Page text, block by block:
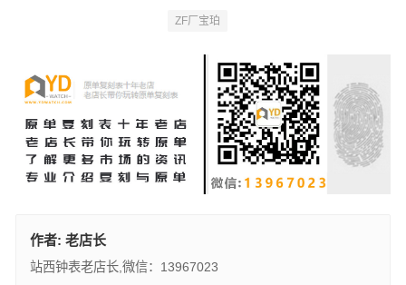
ZF厂宝珀
作者: 老店长
站西钟表老店长,微信：13967023